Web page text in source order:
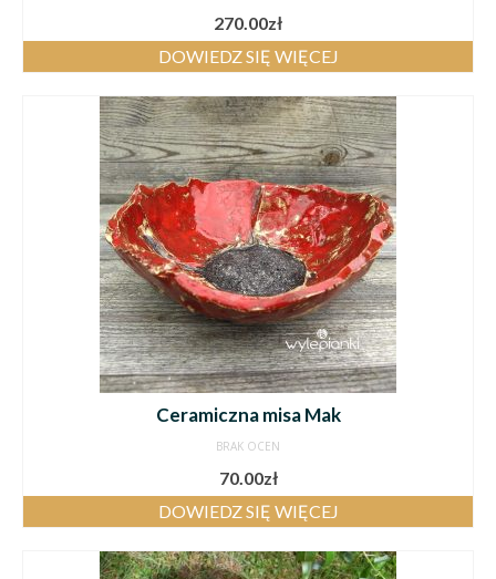
270.00zł
DOWIEDZ SIĘ WIĘCEJ
Ceramiczna misa Mak
BRAK OCEN
70.00zł
DOWIEDZ SIĘ WIĘCEJ